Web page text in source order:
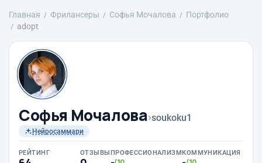
Главная Фрилансеры Софья Мочалова
Портфолио
adopt
Софья Мочалова›soukoku1
Нейросаммари
РЕЙТИНГ ОТЗЫВЫПРОФЕССИОНАЛИЗМКОММУНИКАЦИЯ